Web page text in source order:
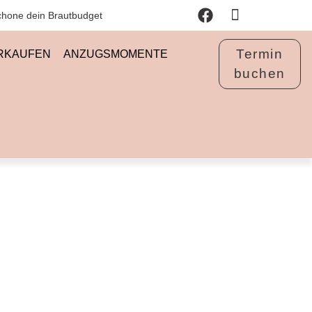
dein Brautbudget
ANZUGSMOMENTE
Termin
buchen